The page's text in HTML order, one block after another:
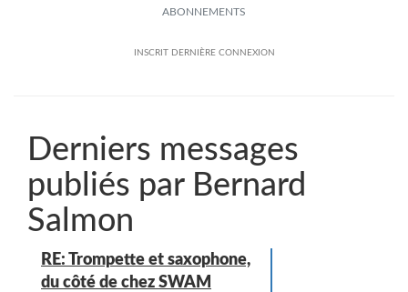
ABONNEMENTS
INSCRIT DERNIÈRE CONNEXION
Derniers messages
publiés par Bernard
Salmon
RE: Trompette et saxophone,
du côté de chez SWAM